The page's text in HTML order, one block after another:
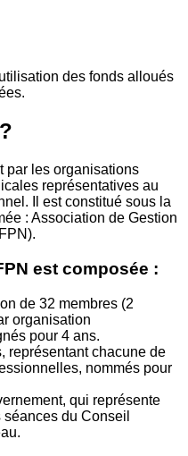
des fonds alloués
par les organisations
représentatives au
Il est constitué sous la
: Association de Gestion
est composée :
de 32 membres (2
organisation
pour 4 ans.
représentant chacune de
nommés pour
qui représente
séances du Conseil